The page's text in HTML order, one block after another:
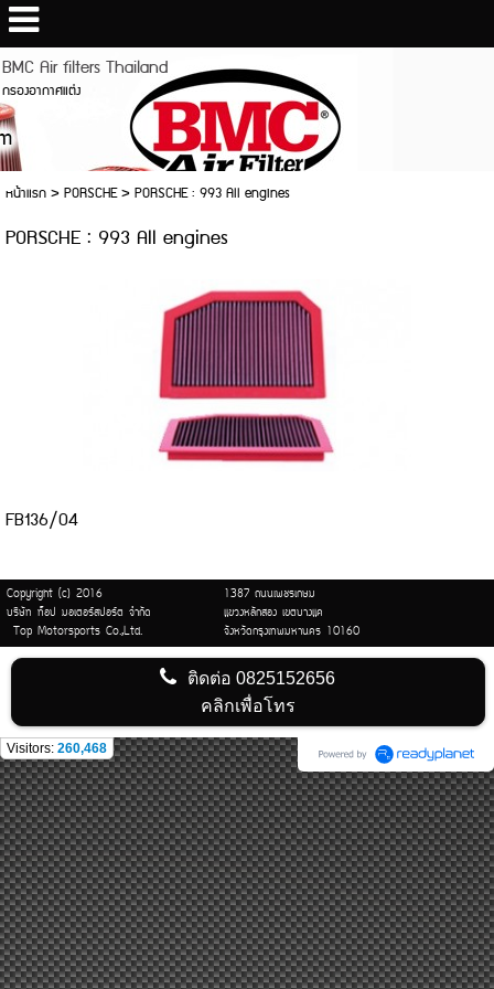
BMC Air filters Thailand
กรองอากาศแต่ง
หน้าแรก>PORSCHE>PORSCHE : 993 All engines
PORSCHE : 993 All engines
FB136/04
Copyright (c) 2016
1387 ถนนเพชรเกษม
บริษัท ท็อป มอเตอร์สปอร์ต จำกัด
แขวงหลักสอง เขตบางแค
Top Motorsports Co.,Ltd.
จังหวัดกรุงเทพมหานคร 10160
ติดต่อ0825152656
คลิกเพื่อโทร
Visitors: 260,468